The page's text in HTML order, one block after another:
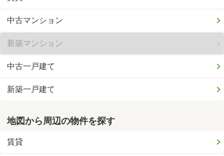
中古マンション
新築マンション
中古一戸建て
新築一戸建て
地図から周辺の物件を探す
賃貸